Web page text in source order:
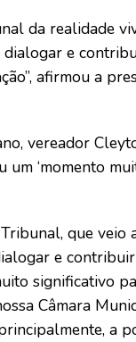
da realidade
e
afirmou a
vereador
‘momento
que veio
e
significativo
Câmara
a